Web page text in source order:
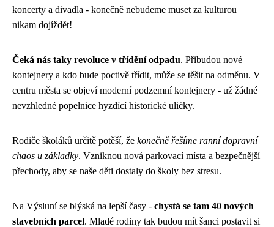
koncerty a divadla - konečně nebudeme muset za kulturou
nikam dojíždět!
Čeká nás taky revoluce v třídění odpadu. Přibudou nové
kontejnery a kdo bude poctivě třídit, může se těšit na odměnu. V
centru města se objeví moderní podzemní kontejnery - už žádné
nevzhledné popelnice hyzdící historické uličky.
Rodiče školáků určitě potěší, že konečně řešíme ranní dopravní
chaos u základky. Vzniknou nová parkovací místa a bezpečnější
přechody, aby se naše děti dostaly do školy bez stresu.
Na Výsluní se blýská na lepší časy - chystá se tam 40 nových
stavebních parcel. Mladé rodiny tak budou mít šanci postavit si